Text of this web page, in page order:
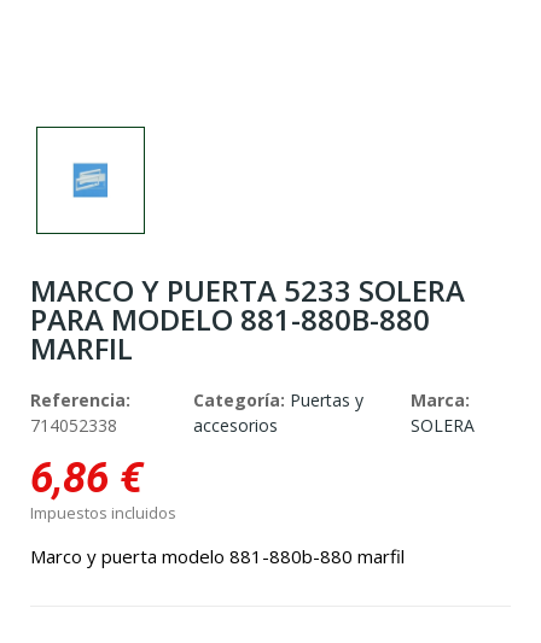
MARCO Y PUERTA 5233 SOLERA
PARA MODELO 881-880B-880
MARFIL
Referencia:
714052338
Categoría: Puertas y
accesorios
Marca:
SOLERA
6,86 €
Impuestos incluidos
Marco y puerta modelo 881-880b-880 marfil